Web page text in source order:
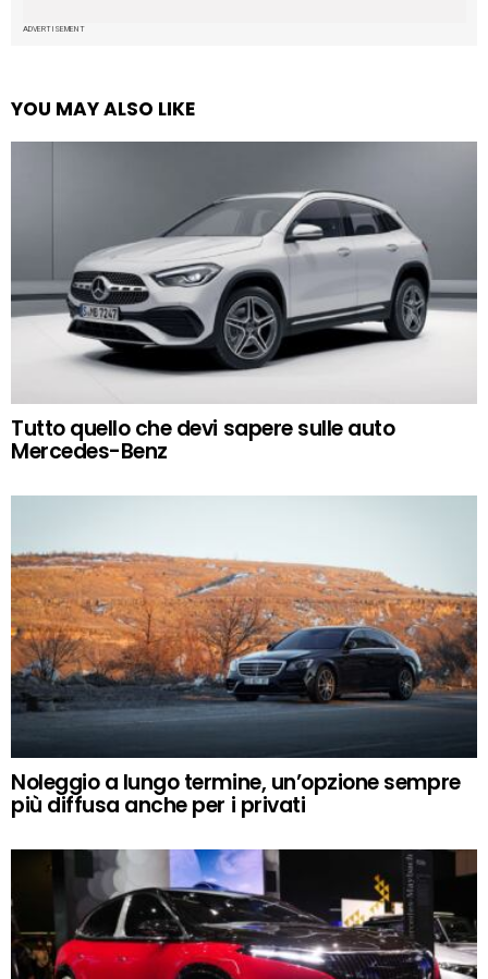
ADVERTISEMENT
YOU MAY ALSO LIKE
Tutto quello che devi sapere sulle auto
Mercedes-Benz
Noleggio a lungo termine, un’opzione sempre
più diffusa anche per i privati